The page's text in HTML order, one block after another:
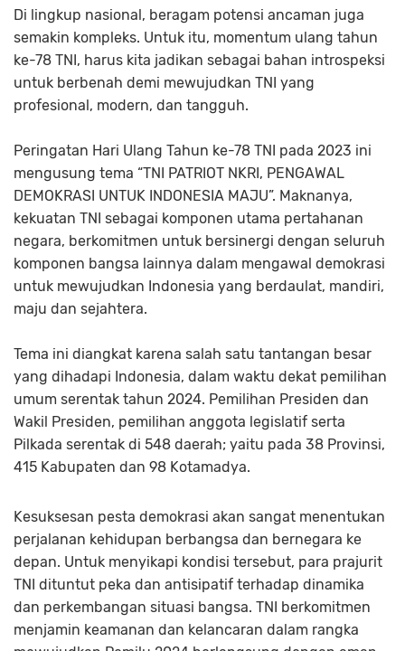
Di lingkup nasional, beragam potensi ancaman juga
semakin kompleks. Untuk itu, momentum ulang tahun
ke-78 TNI, harus kita jadikan sebagai bahan introspeksi
untuk berbenah demi mewujudkan TNI yang
profesional, modern, dan tangguh.
Peringatan Hari Ulang Tahun ke-78 TNI pada 2023 ini
mengusung tema “TNI PATRIOT NKRI, PENGAWAL
DEMOKRASI UNTUK INDONESIA MAJU”. Maknanya,
kekuatan TNI sebagai komponen utama pertahanan
negara, berkomitmen untuk bersinergi dengan seluruh
komponen bangsa lainnya dalam mengawal demokrasi
untuk mewujudkan Indonesia yang berdaulat, mandiri,
maju dan sejahtera.
Tema ini diangkat karena salah satu tantangan besar
yang dihadapi Indonesia, dalam waktu dekat pemilihan
umum serentak tahun 2024. Pemilihan Presiden dan
Wakil Presiden, pemilihan anggota legislatif serta
Pilkada serentak di 548 daerah; yaitu pada 38 Provinsi,
415 Kabupaten dan 98 Kotamadya.
Kesuksesan pesta demokrasi akan sangat menentukan
perjalanan kehidupan berbangsa dan bernegara ke
depan. Untuk menyikapi kondisi tersebut, para prajurit
TNI dituntut peka dan antisipatif terhadap dinamika
dan perkembangan situasi bangsa. TNI berkomitmen
menjamin keamanan dan kelancaran dalam rangka